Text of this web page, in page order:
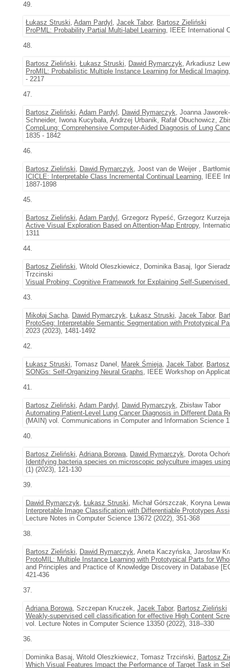
49.
Łukasz Struski, Adam Pardyl , Jacek Tabor, Bartosz Zieliński
ProPML: Probability Partial Multi-label Learning, IEEE International
48.
Bartosz Zieliński, Łukasz Struski, Dawid Rymarczyk, Arkadiusz
ProMIL: Probabilistic Multiple Instance Learning for Medical Imaging
- 2217
47.
Bartosz Zieliński, Adam Pardyl , Dawid Rymarczyk, Joanna
Schneider, Iwona Kucybała, Andrzej Urbanik, Rafał Obuchowicz,
CompLung: Comprehensive Computer-Aided Diagnosis of Lung
1835 - 1842
46.
Bartosz Zieliński, Dawid Rymarczyk, Joost van de Weijer ,
ICICLE: Interpretable Class Incremental Continual Learning, IEEE
1887-1898
45.
Bartosz Zieliński, Adam Pardyl , Grzegorz Rypeść, Grzegorz
Active Visual Exploration Based on Attention-Map Entropy,
1311
44.
Bartosz Zieliński, Witold Oleszkiewicz, Dominika Basaj, Igor
Trzcinski
Visual Probing: Cognitive Framework for Explaining Self-
43.
Mikołaj Sacha, Dawid Rymarczyk, Łukasz Struski, Jacek Tabor,
ProtoSeg: Interpretable Semantic Segmentation with Prototypical
2023 (2023), 1481-1492
42.
Łukasz Struski, Tomasz Danel, Marek Śmieja, Jacek Tabor,
SONGs: Self-Organizing Neural Graphs, IEEE Workshop on
41.
Bartosz Zieliński, Adam Pardyl , Dawid Rymarczyk, Zbisław Tabor
Automating Patient-Level Lung Cancer Diagnosis in Different Data
(MAIN) vol. Communications in Computer and Information Science
40.
Bartosz Zieliński, Adriana Borowa, Dawid Rymarczyk, Dorota
Identifying bacteria species on microscopic polyculture images
(1) (2023), 121-130
39.
Dawid Rymarczyk, Łukasz Struski, Michał Górszczak, Koryna
Interpretable Image Classification with Differentiable Prototypes
Lecture Notes in Computer Science 13672 (2022), 351-368
38.
Bartosz Zieliński, Dawid Rymarczyk, Aneta Kaczyńska, Jarosław
ProtoMIL: Multiple Instance Learning with Prototypical Parts for
and Principles and Practice of Knowledge Discovery in Database
421-436
37.
Adriana Borowa, Szczepan Kruczek, Jacek Tabor, Bartosz Zieliński
Weakly-supervised cell classification for effective High Content
vol. Lecture Notes in Computer Science 13350 (2022), 318–330
36.
Dominika Basaj, Witold Oleszkiewicz, Tomasz Trzciński, Bartosz
Which Visual Features Impact the Performance of Target Task in